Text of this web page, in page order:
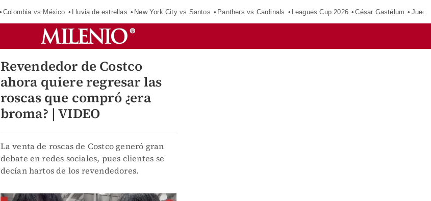
Colombia vs México Lluvia de estrellas New York City vs Santos Panthers vs Cardinals Leagues Cup 2026 César Gastélum
Revendedor de Costco
ahora quiere regresar las
roscas que compró ¿era
broma? | VIDEO
La venta de roscas de Costco generó gran
debate en redes sociales, pues clientes se
decían hartos de los revendedores.